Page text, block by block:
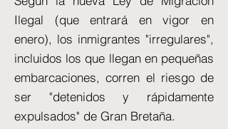
Ilegal (que entrará en vigor en
enero), los inmigrantes "irregulares",
incluidos los que llegan en pequeñas
embarcaciones, corren el riesgo de
ser "detenidos y rápidamente
expulsados" de Gran Bretaña.